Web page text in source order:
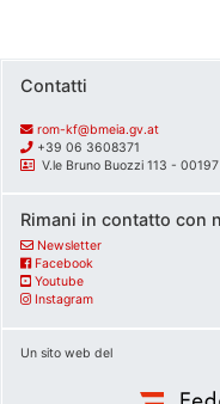
Contatti
rom-kf@bmeia.gv.at
+39 06 3608371
V.le Bruno Buozzi 113 - 00197
Rimani in contatto con
Newsletter
Facebook
Youtube
Instagram
Un sito web del